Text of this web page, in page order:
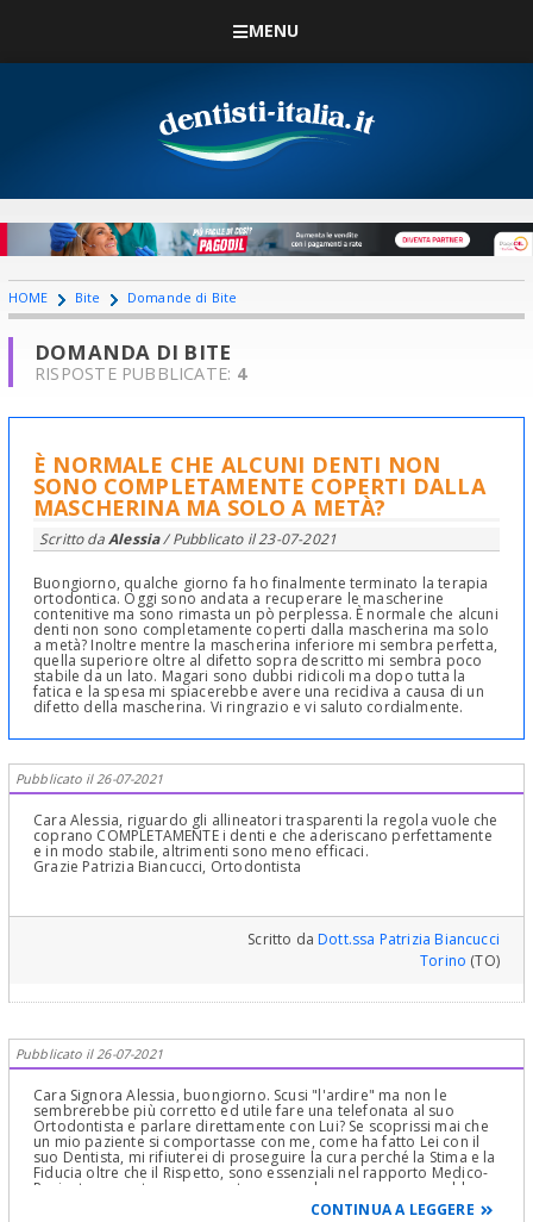
MENU
HOME Bite Domande di Bite
DOMANDA DI BITE
RISPOSTE PUBBLICATE: 4
È NORMALE CHE ALCUNI DENTI NON
SONO COMPLETAMENTE COPERTI DALLA
MASCHERINA MA SOLO A METÀ?
Scritto daAlessia/ Pubblicato il23-07-2021
Buongiorno, qualche giorno fa ho finalmente terminato la terapia
ortodontica. Oggi sono andata a recuperare le mascherine
contenitive ma sono rimasta un pò perplessa. È normale che alcuni
denti non sono completamente coperti dalla mascherina ma solo
a metà? Inoltre mentre la mascherina inferiore mi sembra perfetta,
quella superiore oltre al difetto sopra descritto mi sembra poco
stabile da un lato. Magari sono dubbi ridicoli ma dopo tutta la
fatica e la spesa mi spiacerebbe avere una recidiva a causa di un
difetto della mascherina. Vi ringrazio e vi saluto cordialmente.
Pubblicato il 26-07-2021
Cara Alessia, riguardo gli allineatori trasparenti la regola vuole che
coprano COMPLETAMENTE i denti e che aderiscano perfettamente
e in modo stabile, altrimenti sono meno efficaci.
Grazie Patrizia Biancucci, Ortodontista
Scritto daDott.ssa Patrizia Biancucci
Torino (TO)
Pubblicato il 26-07-2021
Cara Signora Alessia, buongiorno. Scusi "l'ardire" ma non le
sembrerebbe più corretto ed utile fare una telefonata al suo
Ortodontista e parlare direttamente con Lui? Se scoprissi mai che
un mio paziente si comportasse con me, come ha fatto Lei con il
suo Dentista, mi rifiuterei di proseguire la cura perché la Stima e la
Fiducia oltre che il Rispetto, sono essenziali nel rapporto Medico-
Paziente e venute meno queste come nel suo caso, non avrebbe
più motivo dell'esistenza di questo rapporto e quindi della cura!
CONTINUA A LEGGERE